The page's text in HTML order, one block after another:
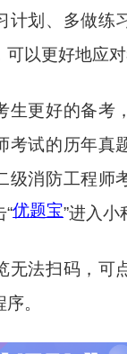
计划、多做练
以更好地应对
生更好的备考
考试的历年真
级消防工程师
“优题宝”进入小
无法扫码，可
。